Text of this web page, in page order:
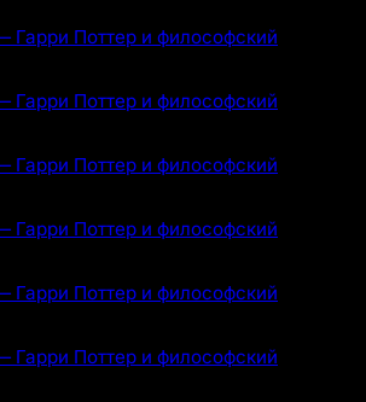
Гарри Поттер и философский
Гарри Поттер и философский
Гарри Поттер и философский
Гарри Поттер и философский
Гарри Поттер и философский
Гарри Поттер и философский